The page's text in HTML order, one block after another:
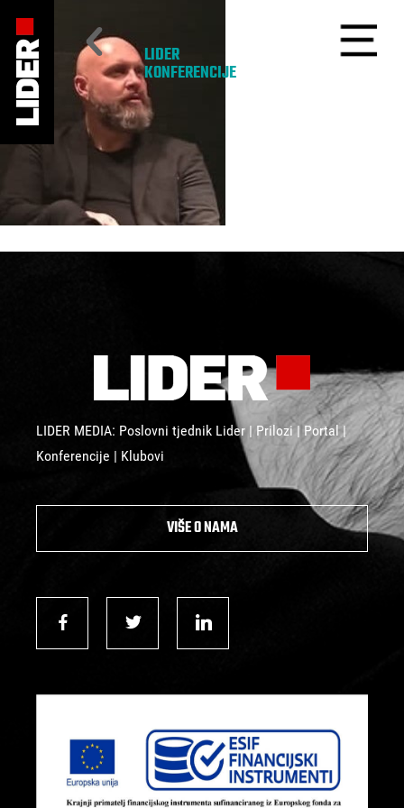
LIDER
KONFERENCIJE
LIDER MEDIA: Poslovni tjednik Lider | Prilozi | Portal |
Konferencije | Klubovi
VIŠE O NAMA